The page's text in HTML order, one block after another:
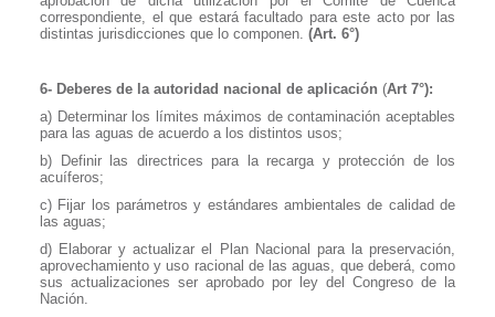
correspondiente, el que estará facultado para este acto por las
distintas jurisdicciones que lo componen. (Art. 6°)
6- Deberes de la autoridad nacional de aplicación (Art 7°):
a) Determinar los límites máximos de contaminación aceptables
para las aguas de acuerdo a los distintos usos;
b) Definir las directrices para la recarga y protección de los
acuíferos;
c) Fijar los parámetros y estándares ambientales de calidad de
las aguas;
d) Elaborar y actualizar el Plan Nacional para la preservación,
aprovechamiento y uso racional de las aguas, que deberá, como
sus actualizaciones ser aprobado por ley del Congreso de la
Nación.